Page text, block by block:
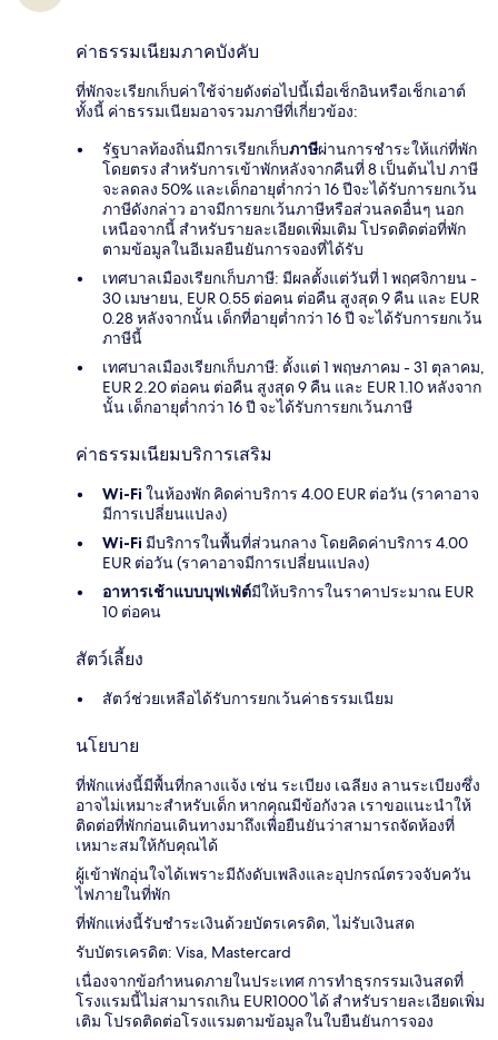
ค่าธรรมเนียมภาคบังคับ
ที่พักจะเรียกเก็บค่าใช้จ่ายดังต่อไปนี้เมื่อเช็กอินหรือเช็กเอาต์
ทั้งนี้ ค่าธรรมเนียมอาจรวมภาษีที่เกี่ยวข้อง:
รัฐบาลท้องถิ่นมีการเรียกเก็บภาษีผ่านการชำระให้แก่ที่พัก
โดยตรง สำหรับการเข้าพักหลังจากคืนที่ 8 เป็นต้นไป ภาษี
จะลดลง 50% และเด็กอายุต่ำกว่า 16 ปีจะได้รับการยกเว้น
ภาษีดังกล่าว อาจมีการยกเว้นภาษีหรือส่วนลดอื่นๆ นอก
เหนือจากนี้ สำหรับรายละเอียดเพิ่มเติม โปรดติดต่อที่พัก
ตามข้อมูลในอีเมลยืนยันการจองที่ได้รับ
เทศบาลเมืองเรียกเก็บภาษี: มีผลตั้งแต่วันที่ 1 พฤศจิกายน -
30 เมษายน, EUR 0.55 ต่อคน ต่อคืน สูงสุด 9 คืน และ EUR
0.28 หลังจากนั้น เด็กที่อายุต่ำกว่า 16 ปี จะได้รับการยกเว้น
ภาษีนี้
เทศบาลเมืองเรียกเก็บภาษี: ตั้งแต่ 1 พฤษภาคม - 31 ตุลาคม,
EUR 2.20 ต่อคน ต่อคืน สูงสุด 9 คืน และ EUR 1.10 หลังจาก
นั้น เด็กอายุต่ำกว่า 16 ปี จะได้รับการยกเว้นภาษี
ค่าธรรมเนียมบริการเสริม
Wi-Fi ในห้องพัก คิดค่าบริการ 4.00 EUR ต่อวัน (ราคาอาจ
มีการเปลี่ยนแปลง)
Wi-Fi มีบริการในพื้นที่ส่วนกลาง โดยคิดค่าบริการ 4.00
EUR ต่อวัน (ราคาอาจมีการเปลี่ยนแปลง)
อาหารเช้าแบบบุฟเฟ่ต์มีให้บริการในราคาประมาณ EUR
10 ต่อคน
สัตว์เลี้ยง
สัตว์ช่วยเหลือได้รับการยกเว้นค่าธรรมเนียม
นโยบาย
ที่พักแห่งนี้มีพื้นที่กลางแจ้ง เช่น ระเบียง เฉลียง ลานระเบียงซึ่ง
อาจไม่เหมาะสำหรับเด็ก หากคุณมีข้อกังวล เราขอแนะนำให้
ติดต่อที่พักก่อนเดินทางมาถึงเพื่อยืนยันว่าสามารถจัดห้องที่
เหมาะสมให้กับคุณได้
ผู้เข้าพักอุ่นใจได้เพราะมีถังดับเพลิงและอุปกรณ์ตรวจจับควัน
ไฟภายในที่พัก
ที่พักแห่งนี้รับชำระเงินด้วยบัตรเครดิต, ไม่รับเงินสด
รับบัตรเครดิต: Visa, Mastercard
เนื่องจากข้อกำหนดภายในประเทศ การทำธุรกรรมเงินสดที่
โรงแรมนี้ไม่สามารถเกิน EUR1000 ได้ สำหรับรายละเอียดเพิ่ม
เติม โปรดติดต่อโรงแรมตามข้อมูลในใบยืนยันการจอง